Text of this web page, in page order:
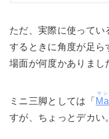
ただ、実際に使ってい
するときに角度が足ら
場面が何度かありまし
ミニ三脚としては「
マ
すが、ちょっとデカい